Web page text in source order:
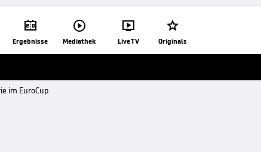

Ergebnisse

Mediathek

Live TV

Originals
im EuroCup